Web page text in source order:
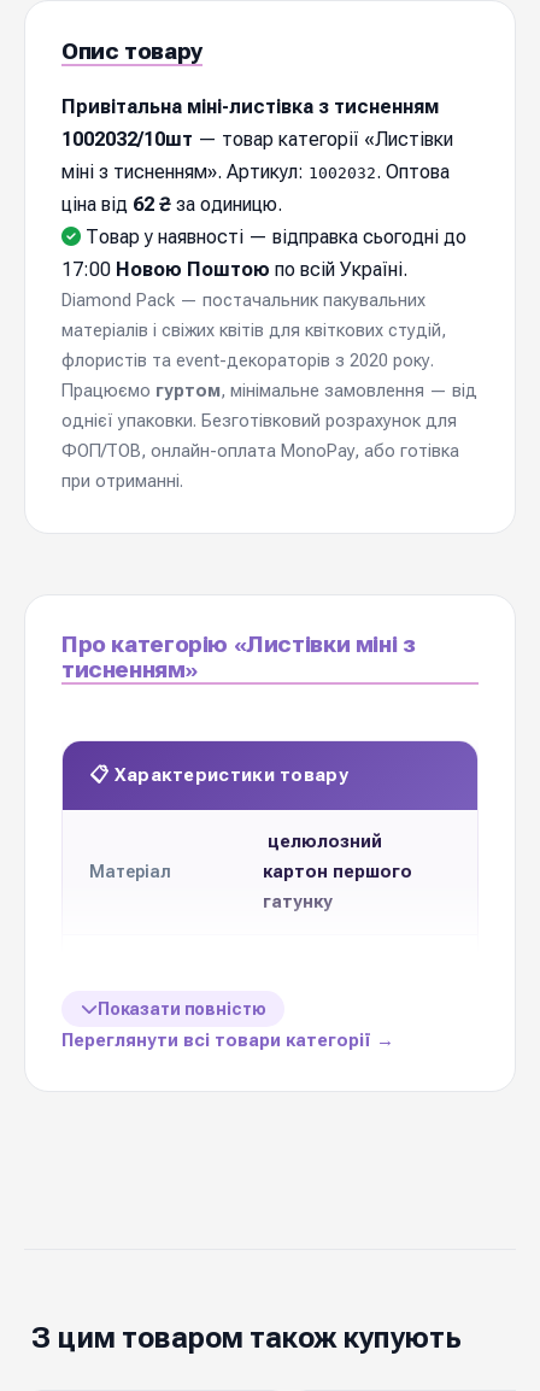
Опис товару
Привітальна міні-листівка з тисненням
1002032/10шт — товар категорії «Листівки
міні з тисненням». Артикул: 1002032. Оптова
ціна від 62 ₴ за одиницю.
Товар у наявності — відправка cьогодні до
17:00 Новою Поштою по всій Україні.
Diamond Pack — постачальник пакувальних
матеріалів і свіжих квітів для квіткових студій,
флористів та event-декораторів з 2020 року.
Працюємо гуртом, мінімальне замовлення — від
однієї упаковки. Безготівковий розрахунок для
ФОП/ТОВ, онлайн-оплата MonoPay, або готівка
при отриманні.
Про категорію «Листівки міні з
тисненням»
📋 Характеристики товару
Матеріал
целюлозний
картон першого
гатунку
10 см * 7 см
Призначення
доповнення до
Показати повністю
Переглянути всі товари категорії →
З цим товаром також купують